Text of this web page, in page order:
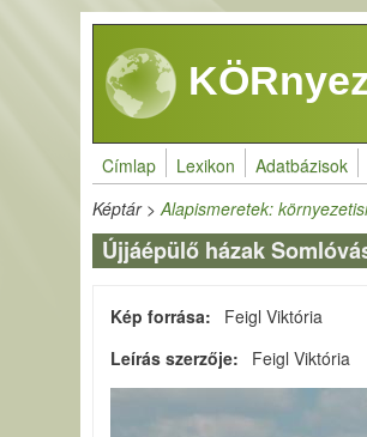
Ugrás a tartalomra
Címlap Lexikon Adatbázisok
Képtár>Alapismeretek:
Újjáépülő házak
Kép forrása
Feigl Viktória
Leírás szerzője
Feigl Viktória